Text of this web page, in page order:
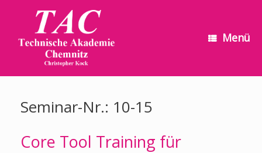
Menü
Seminar-Nr.: 10-15
Core Tool Training für